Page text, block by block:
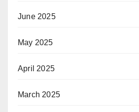
June 2025
May 2025
April 2025
March 2025